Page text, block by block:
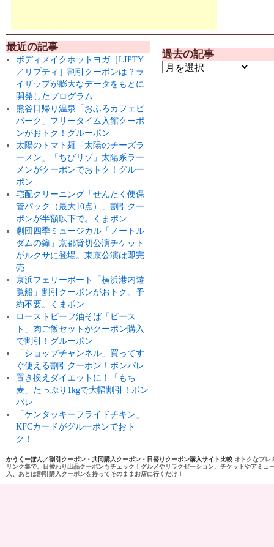
最近の記事
ボディメイクホットヨガ［LIPTY
／リプティ］割引クーポンは？ラ
イザップが膨大なデータをもとに
開発したプログラム
熊谷日帰り温泉「おふろカフェビ
バーク」フリータイム入館クーポ
ンがおトク！グルーポン
太陽のトマト麺「太陽のチーズラ
ーメン」「ちびリゾ」太陽系ラー
メンがクーポンでおトク！グルー
ポン
宅配クリーニング「せんたく便保
管パック（最大10点）」割引クー
ポンが半額以下で。くまポン
劇団四季ミュージカル「ノートル
ダムの鐘」京都貸切公演チケット
がルクサに登場。東京公演は即完
売
京浜フェリーボート「横浜港内遊
覧船」割引クーポンがおトク。予
約不要。くまポン
ローストビーフ油そば「ビース
ト」肉ご飯セットがクーポン購入
で割引！グルーポン
「ショップチャンネル」買ってす
ぐ使える割引クーポン！ポンパレ
置き換えダイエットに！「もち
麦」たっぷり1kgで大幅割引！ポン
パレ
「ケンタッキーフライドチキン」
KFCカードがグルーポンでおト
ク！
過去の記事
かうくーぽん／割引クーポン・共同購入クーポン・日替りクーポン購入サイト比較 オトクなプレ
リンク集で、日替わり出品クーポンもチェック！グルメやリラクゼーション、チケットやアミ
入、あとは割引購入クーポンを持ってそのままお店に行くだけ！